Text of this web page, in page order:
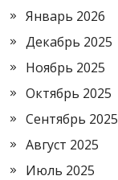
Январь 2026
Декабрь 2025
Ноябрь 2025
Октябрь 2025
Сентябрь 2025
Август 2025
Июль 2025